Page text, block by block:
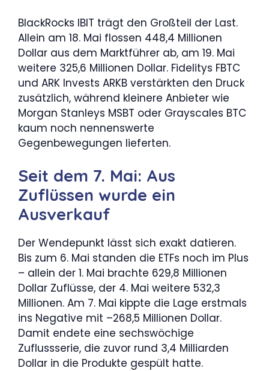
BlackRocks IBIT trägt den Großteil der Last.
Allein am 18. Mai flossen 448,4 Millionen
Dollar aus dem Marktführer ab, am 19. Mai
weitere 325,6 Millionen Dollar. Fidelitys FBTC
und ARK Invests ARKB verstärkten den Druck
zusätzlich, während kleinere Anbieter wie
Morgan Stanleys MSBT oder Grayscales BTC
kaum noch nennenswerte
Gegenbewegungen lieferten.
Seit dem 7. Mai: Aus
Zuflüssen wurde ein
Ausverkauf
Der Wendepunkt lässt sich exakt datieren.
Bis zum 6. Mai standen die ETFs noch im Plus
– allein der 1. Mai brachte 629,8 Millionen
Dollar Zuflüsse, der 4. Mai weitere 532,3
Millionen. Am 7. Mai kippte die Lage erstmals
ins Negative mit –268,5 Millionen Dollar.
Damit endete eine sechswöchige
Zuflussserie, die zuvor rund 3,4 Milliarden
Dollar in die Produkte gespült hatte.